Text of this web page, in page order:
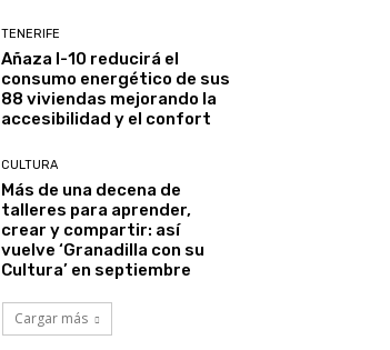
TENERIFE
Añaza I-10 reducirá el
consumo energético de sus
88 viviendas mejorando la
accesibilidad y el confort
CULTURA
Más de una decena de
talleres para aprender,
crear y compartir: así
vuelve ‘Granadilla con su
Cultura’ en septiembre
Cargar más